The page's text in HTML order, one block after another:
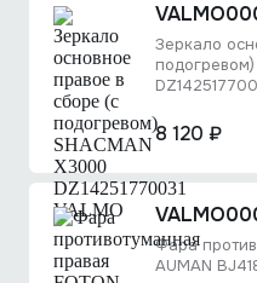
Зеркало
8 120 ₽
Фара
AUMAN